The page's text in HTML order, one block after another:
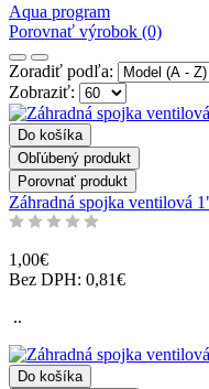
Aqua program
Porovnať výrobok (0)
Zoradiť podľa:
Zobraziť:
Do košíka
Obľúbený produkt
Porovnať produkt
Záhradná spojka ventilová
1,00€
Bez DPH: 0,81€
..
Do košíka